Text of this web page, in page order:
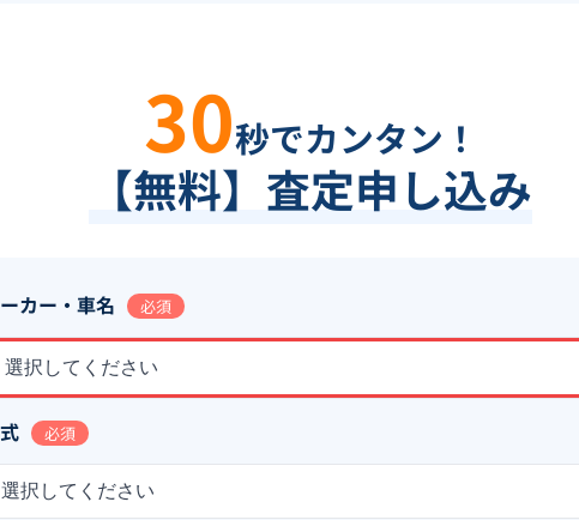
30秒でカンタン！
【無料】査定申し込み
カー・車名 必須
選択してください
必須
選択してください